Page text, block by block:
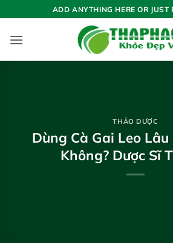
qua
nội
ADD ANYTHING HERE OR JUST
THẢO DƯỢC
Dùng Cà Gai Leo Lâu
Không? Dược Sĩ